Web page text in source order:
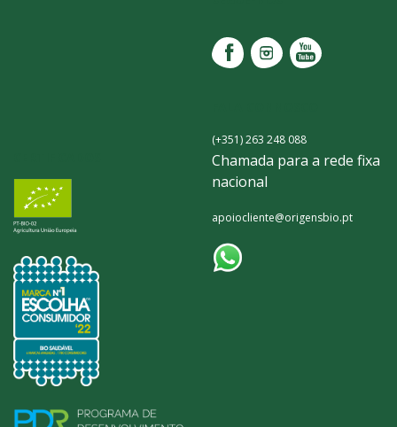
(+351) 263 248 088
Chamada para a rede fixa
nacional
apoiocliente@origensbio.pt